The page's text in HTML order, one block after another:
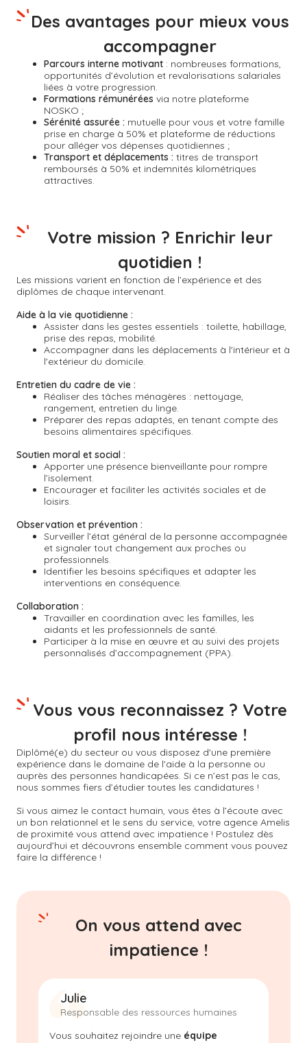
Parcours interne motivant : nombreuses formations,
opportunités d’évolution et revalorisations salariales
liées à votre progression.
Formations rémunérées via notre plateforme
NOSKO ;
Sérénité assurée : mutuelle pour vous et votre famille
prise en charge à 50% et plateforme de réductions
pour alléger vos dépenses quotidiennes ;
Transport et déplacements : titres de transport
remboursés à 50% et indemnités kilométriques
attractives.
Des avantages pour mieux vous
accompagner
Les missions varient en fonction de l’expérience et des
diplômes de chaque intervenant.
Aide à la vie quotidienne :
Assister dans les gestes essentiels : toilette, habillage,
prise des repas, mobilité.
Accompagner dans les déplacements à l'intérieur et à
l'extérieur du domicile.
Entretien du cadre de vie :
Réaliser des tâches ménagères : nettoyage,
rangement, entretien du linge.
Préparer des repas adaptés, en tenant compte des
besoins alimentaires spécifiques.
Soutien moral et social :
Apporter une présence bienveillante pour rompre
l’isolement.
Encourager et faciliter les activités sociales et de
loisirs.
Observation et prévention :
Surveiller l’état général de la personne accompagnée
et signaler tout changement aux proches ou
professionnels.
Identifier les besoins spécifiques et adapter les
interventions en conséquence.
Collaboration :
Travailler en coordination avec les familles, les
aidants et les professionnels de santé.
Participer à la mise en œuvre et au suivi des projets
personnalisés d’accompagnement (PPA).
Votre mission ? Enrichir leur
quotidien !
Diplômé(e) du secteur ou vous disposez d'une première
expérience dans le domaine de l'aide à la personne ou
auprès des personnes handicapées. Si ce n’est pas le cas,
nous sommes fiers d’étudier toutes les candidatures !
Si vous aimez le contact humain, vous êtes à l’écoute avec
un bon relationnel et le sens du service, votre agence Amelis
de proximité vous attend avec impatience ! Postulez dès
aujourd’hui et découvrons ensemble comment vous pouvez
faire la différence !
Vous vous reconnaissez ? Votre
profil nous intéresse !
On vous attend avec
impatience !
Julie
Responsable des ressources humaines
Vous souhaitez rejoindre une équipe